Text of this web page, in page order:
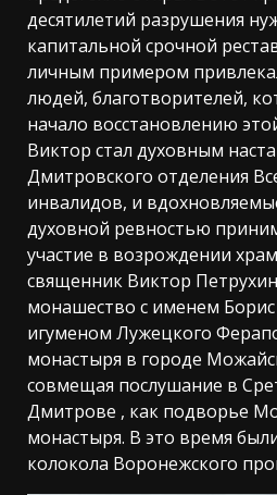
десятилетий разрушения
капитальной срочной
личным примером
людей, благотворителей,
начало восстановлению
Виктор стал духовным
Дмитровского отделения
инвалидов, и
духовной ревностью
участие в возрождении
священник Виктор
монашество с именем Борис
игуменом Лужецкого
монастыря в городе
совмещая послушание в
Дмитрове , как подворье
монастыря. В это время
колокола Воронежского